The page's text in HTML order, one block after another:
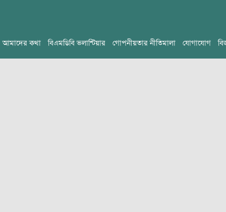
আমাদের কথা বিএমডিবি ভলান্টিয়ার গোপনীয়তার নীতিমালা যোগাযোগ